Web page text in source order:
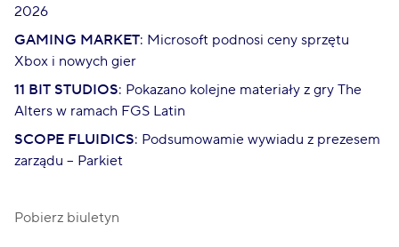
2026
GAMING MARKET: Microsoft podnosi ceny sprzętu
Xbox i nowych gier
11 BIT STUDIOS: Pokazano kolejne materiały z gry The
Alters w ramach FGS Latin
SCOPE FLUIDICS: Podsumowamie wywiadu z prezesem
zarządu – Parkiet
Pobierz biuletyn